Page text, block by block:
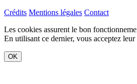
Crédits Mentions légales Contact
Les cookies assurent le bon
En utilisant ce dernier, vous acceptez
OK